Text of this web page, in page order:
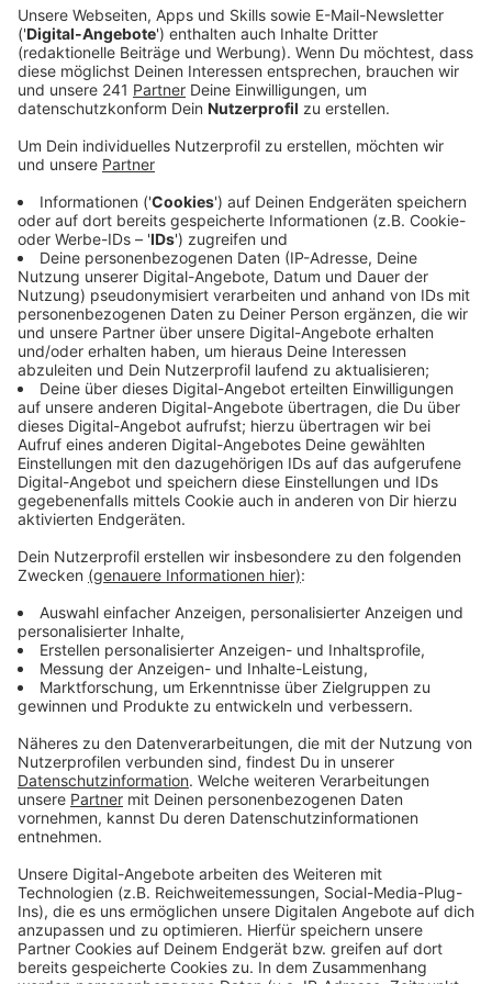
Kennengelernt haben sich Lotte und Max in bei einem
Lotte Gig in Mannheim. Der musikalische Funke sprang
sofort über. Nach dem Ende von Giesingers 2-jährigen
Tour und mitten in Lottes Arbeit an ihrem neuen Album
"Glück", welches im Oktober erscheint, haben sich die
beiden getroffen und festgestellt, dass spannende
Zeiten auf sie zukommen. Daraus ist die gemeinsame
Single "Auf da, was da noch kommt". Eine Hommage an
ihre Freundschaft und ein "Prosit" auf das Leben. Dass
die beiden noch mit jeder Menge anderer Promis
befreundet sind, beweist das Video zum Song, in dem
sich Leute wie Johannes Oerding, Tim Mälzer oder
Tom Beck die Klinke in die Hand geben.
Anzeige
Wir benötigen Ihre
Video-Service zu laden!
Wir verwenden einen Service eines
Drittanbieters, um Videoinhalte
einzubetten. Dieser Service kann
Daten zu Ihren Aktivitäten
sammeln. Bitte lesen Sie die
Details durch und stimmen Sie der
Nutzung des Service zu, um dieses
Mehr Informationen
Akzeptieren
Offizielles Video
Anzeige